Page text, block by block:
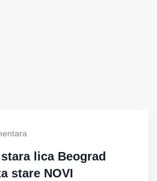
lica Beograd
stare NOVI